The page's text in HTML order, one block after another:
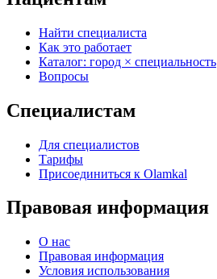
Найти специалиста
Как это работает
Каталог: город × специальность
Вопросы
Специалистам
Для специалистов
Тарифы
Присоединиться к Olamkal
Правовая информация
О нас
Правовая информация
Условия использования